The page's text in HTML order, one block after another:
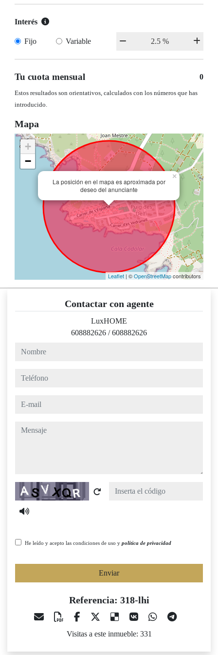
Interés
Fijo Variable
Tu cuota mensual 0
Estos resultados son orientativos, calculados con los números que has
introducido.
Mapa
La posición en el mapa es aproximada por
deseo del anunciante
×
+
−
Leaflet | ©OpenStreetMapcontributors
Contactar con agente
LuxHOME
608882626 /608882626
nombre
teléfono
e-mail
mensaje
Captcha
He leído y acepto las condiciones de uso y política de privacidad
Enviar
Referencia: 318-lhi
Visitas a este inmueble: 331